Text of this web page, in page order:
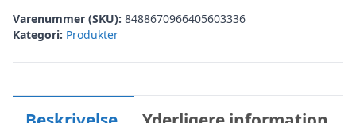
Varenummer (SKU): 8488670966405603336
Kategori: Produkter